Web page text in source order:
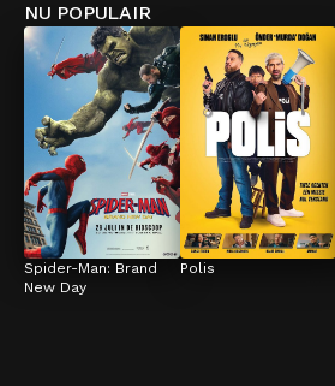
NU POPULAIR
Spider-Man: Brand
New Day
Polis